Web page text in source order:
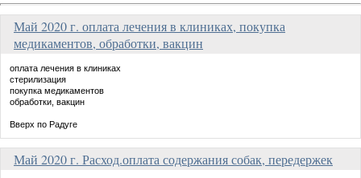
Май 2020 г. оплата лечения в клиниках, покупка
медикаментов, обработки, вакцин
оплата лечения в клиниках
стерилизация
покупка медикаментов
обработки, вакцин
Вверх по Радуге
Май 2020 г. Расход.оплата содержания собак, передержек